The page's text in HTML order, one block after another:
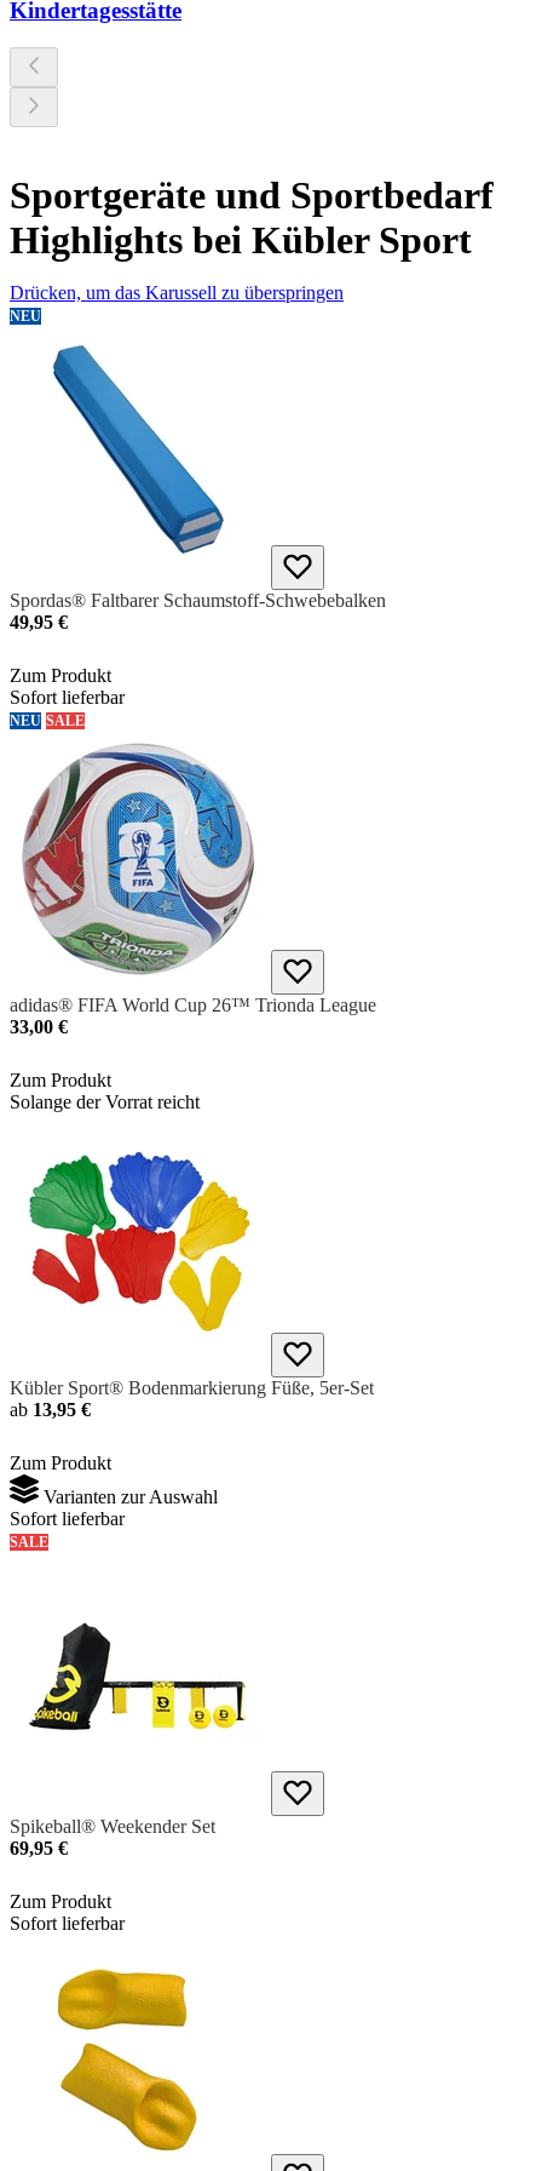
Kindertagesstätte
Sportgeräte und Sportbedarf
Highlights bei Kübler Sport
Drücken, um das Karussell zu überspringen
NEU
Spordas® Faltbarer Schaumstoff-Schwebebalken
49,95 €
Zum Produkt
Sofort lieferbar
NEU SALE
adidas® FIFA World Cup 26™ Trionda League
33,00 €
Zum Produkt
Solange der Vorrat reicht
Kübler Sport® Bodenmarkierung Füße, 5er-Set
ab 13,95 €
Zum Produkt
Varianten zur Auswahl
Sofort lieferbar
SALE
Spikeball® Weekender Set
69,95 €
Zum Produkt
Sofort lieferbar